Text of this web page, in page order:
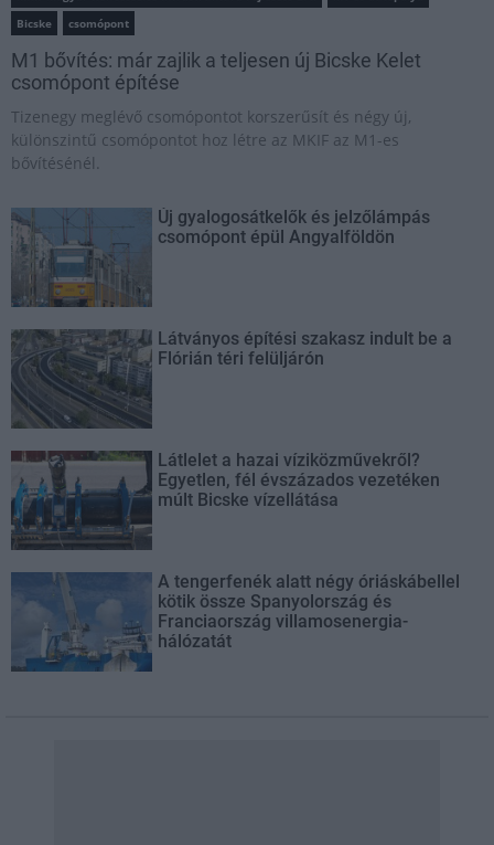
Bicske
csomópont
M1 bővítés: már zajlik a teljesen új Bicske Kelet
csomópont építése
Tizenegy meglévő csomópontot korszerűsít és négy új,
különszintű csomópontot hoz létre az MKIF az M1-es
bővítésénél.
Új gyalogosátkelők és jelzőlámpás
csomópont épül Angyalföldön
Látványos építési szakasz indult be a
Flórián téri felüljárón
Látlelet a hazai víziközművekről?
Egyetlen, fél évszázados vezetéken
múlt Bicske vízellátása
A tengerfenék alatt négy óriáskábellel
kötik össze Spanyolország és
Franciaország villamosenergia-
hálózatát